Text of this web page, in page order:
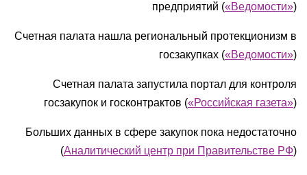
предприятий («Ведомости»)
Счетная палата нашла региональный протекционизм в
госзакупках («Ведомости»)
Счетная палата запустила портал для контроля
госзакупок и госконтрактов («Российская газета»)
Больших данных в сфере закупок пока недостаточно
(Аналитический центр при Правительстве РФ)